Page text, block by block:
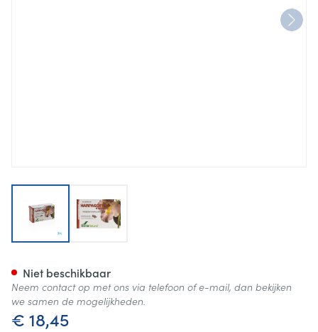
€ 18,45
Niet beschikbaar
Neem contact op met ons via telefoon of e-mail, dan bekijken
we samen de mogelijkheden.